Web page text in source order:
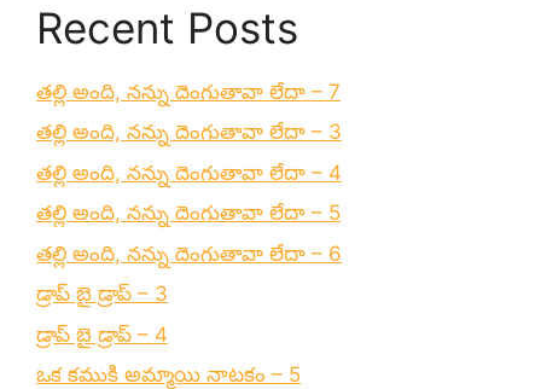
Recent Posts
తల్లి అంది, నన్ను దెంగుతావా లేదా – 7
తల్లి అంది, నన్ను దెంగుతావా లేదా – 3
తల్లి అంది, నన్ను దెంగుతావా లేదా – 4
తల్లి అంది, నన్ను దెంగుతావా లేదా – 5
తల్లి అంది, నన్ను దెంగుతావా లేదా – 6
డ్రాప్ బై డ్రాప్ – 3
డ్రాప్ బై డ్రాప్ – 4
ఒక కముకి అమ్మాయి నాటకం – 5